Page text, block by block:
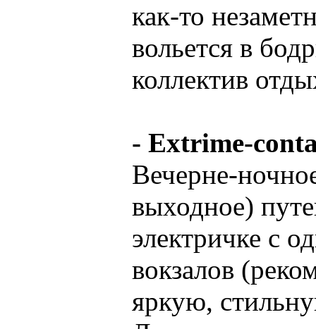
как-то
вольется в
коллектив
- Extrime-
Вечерне-
выходное)
электричке с
вокзалов
яркую,